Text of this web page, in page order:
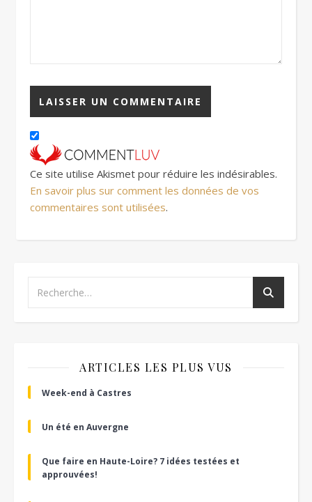
Ce site utilise Akismet pour réduire les indésirables.
En savoir plus sur comment les données de vos
commentaires sont utilisées.
ARTICLES LES PLUS VUS
Week-end à Castres
Un été en Auvergne
Que faire en Haute-Loire? 7 idées testées et
approuvées!